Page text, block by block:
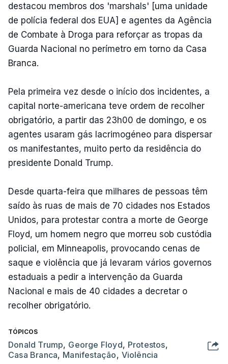
destacou membros dos 'marshals' [uma unidade
de polícia federal dos EUA] e agentes da Agência
de Combate à Droga para reforçar as tropas da
Guarda Nacional no perímetro em torno da Casa
Branca.
Pela primeira vez desde o início dos incidentes, a
capital norte-americana teve ordem de recolher
obrigatório, a partir das 23h00 de domingo, e os
agentes usaram gás lacrimogéneo para dispersar
os manifestantes, muito perto da residência do
presidente Donald Trump.
Desde quarta-feira que milhares de pessoas têm
saído às ruas de mais de 70 cidades nos Estados
Unidos, para protestar contra a morte de George
Floyd, um homem negro que morreu sob custódia
policial, em Minneapolis, provocando cenas de
saque e violência que já levaram vários governos
estaduais a pedir a intervenção da Guarda
Nacional e mais de 40 cidades a decretar o
recolher obrigatório.
TÓPICOS
Donald Trump, George Floyd, Protestos,
Casa Branca, Manifestação, Violência